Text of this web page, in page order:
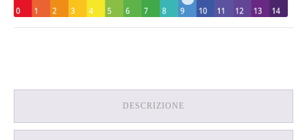
DESCRIZIONE